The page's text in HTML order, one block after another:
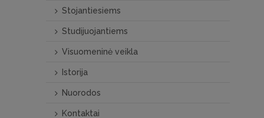
Stojantiesiems
Studijuojantiems
Visuomeninė veikla
Istorija
Nuorodos
Kontaktai